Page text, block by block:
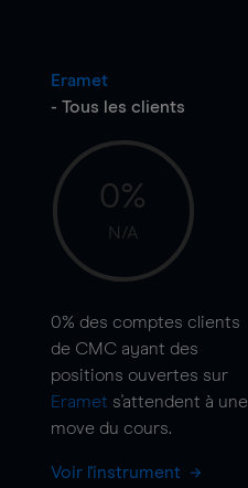
Eramet
- Tous les clients
0%
N/A
0% des comptes clients
de CMC ayant des
positions ouvertes sur
Eramet s'attendent à une
move du cours.
Voir l'instrument